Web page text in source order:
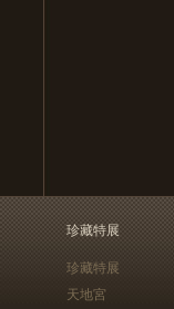
珍藏特展
珍藏特展
天地宮